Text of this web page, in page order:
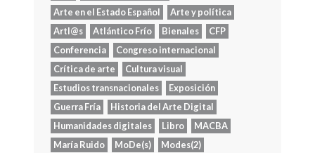
Arte en el Estado Español
Arte y política
Artl@s
Atlántico Frío Bienales
CFP
Conferencia
Congreso internacional
Crítica de arte
Cultura visual
Estudios transnacionales
Exposición
Guerra Fría
Historia del Arte Digital
Humanidades digitales
Libro
MACBA
María Ruido
MoDe(s)
Modes(2)